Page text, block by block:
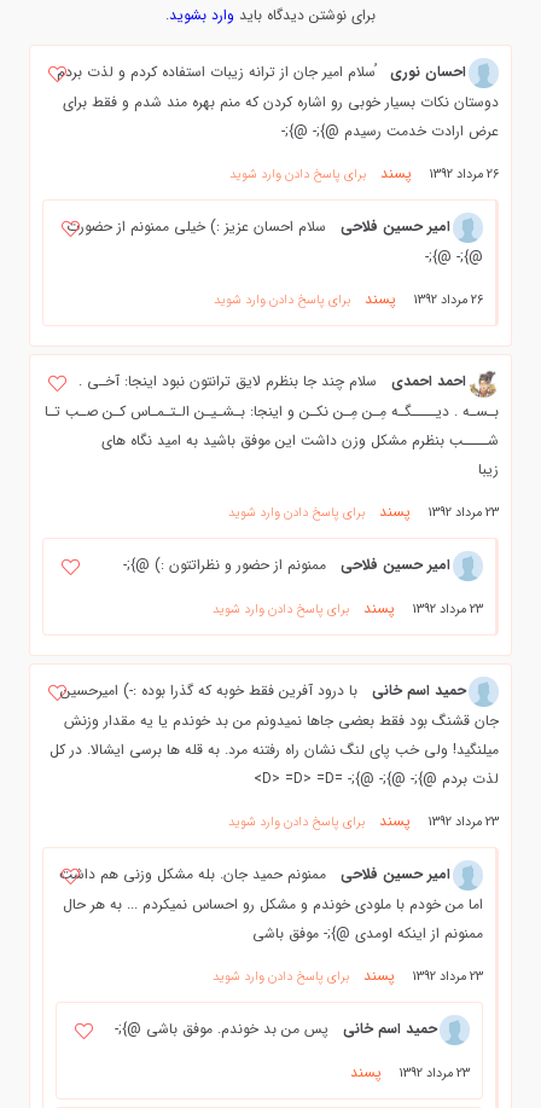
برای نوشتن دیدگاه باید وارد بشوید.
احسان نوری
ُسلام امیر جان از ترانه زیبات استفاده کردم و لذت بردم
دوستان نکات بسیار خوبی رو اشاره کردن که منم بهره مند شدم و فقط برای
عرض ارادت خدمت رسیدم @};- @};-
26 مرداد 1392 پسند برای پاسخ دادن وارد شوید
امیر حسین فلاحی
سلام احسان عزیز :) خیلی ممنونم از حضورت
@};- @};-
26 مرداد 1392 پسند برای پاسخ دادن وارد شوید
احمد احمدی
سلام چند جا بنظرم لایق ترانتون نبود اینجا: آخـی .
بـسـه . دیــــگـه مِـن مِـن نکـن و اینجا: بـشـیـن الـتـمـاس کـن صـب تـا
شــــب بنظرم مشکل وزن داشت این موفق باشید به امید نگاه های
زیبا
23 مرداد 1392 پسند برای پاسخ دادن وارد شوید
امیر حسین فلاحی ممنونم از حضور و نظراتتون :) @};-
23 مرداد 1392 پسند برای پاسخ دادن وارد شوید
حمید اسم خانی
با درود آفرین فقط خوبه که گذرا بوده :-) امیرحسین
جان قشنگ بود فقط بعضی جاها نمیدونم من بد خوندم یا یه مقدار وزنش
میلنگید! ولی خب پای لنگ نشان راه رفتنه مرد. به قله ها برسی ایشالا. در کل
لذت بردم @};- @};- @};- =D> =D> =D>
23 مرداد 1392 پسند برای پاسخ دادن وارد شوید
امیر حسین فلاحی
ممنونم حمید جان. بله مشکل وزنی هم داشت
اما من خودم با ملودی خوندم و مشکل رو احساس نمیکردم ... به هر حال
ممنونم از اینکه اومدی @};- موفق باشی
23 مرداد 1392 پسند برای پاسخ دادن وارد شوید
حمید اسم خانی پس من بد خوندم. موفق باشی @};-
23 مرداد 1392 پسند